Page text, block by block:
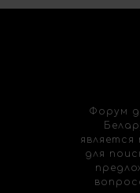
Форум
для